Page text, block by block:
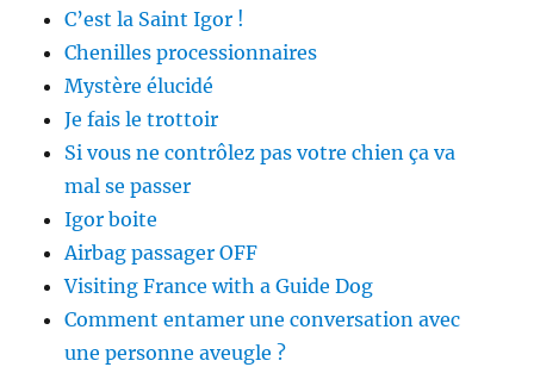
C’est la Saint Igor !
Chenilles processionnaires
Mystère élucidé
Je fais le trottoir
Si vous ne contrôlez pas votre chien ça va
mal se passer
Igor boite
Airbag passager OFF
Visiting France with a Guide Dog
Comment entamer une conversation avec
une personne aveugle ?